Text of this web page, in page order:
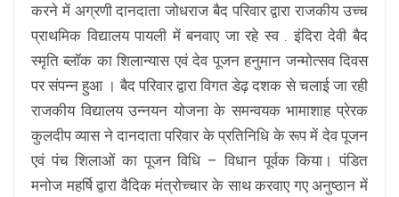
करने में अग्रणी दानदाता जोधराज बैद परिवार द्वारा राजकीय उच्च
प्राथमिक विद्यालय पायली में बनवाए जा रहे स्व . इंदिरा देवी बैद
स्मृति ब्लॉक का शिलान्यास एवं देव पूजन हनुमान जन्मोत्सव दिवस
पर संपन्न हुआ । बैद परिवार द्वारा विगत डेढ़ दशक से चलाई जा रही
राजकीय विद्यालय उन्नयन योजना के समन्वयक भामाशाह प्रेरक
कुलदीप व्यास ने दानदाता परिवार के प्रतिनिधि के रूप में देव पूजन
एवं पंच शिलाओं का पूजन विधि – विधान पूर्वक किया। पंडित
मनोज महर्षि द्वारा वैदिक मंत्रोच्चार के साथ करवाए गए अनुष्ठान में